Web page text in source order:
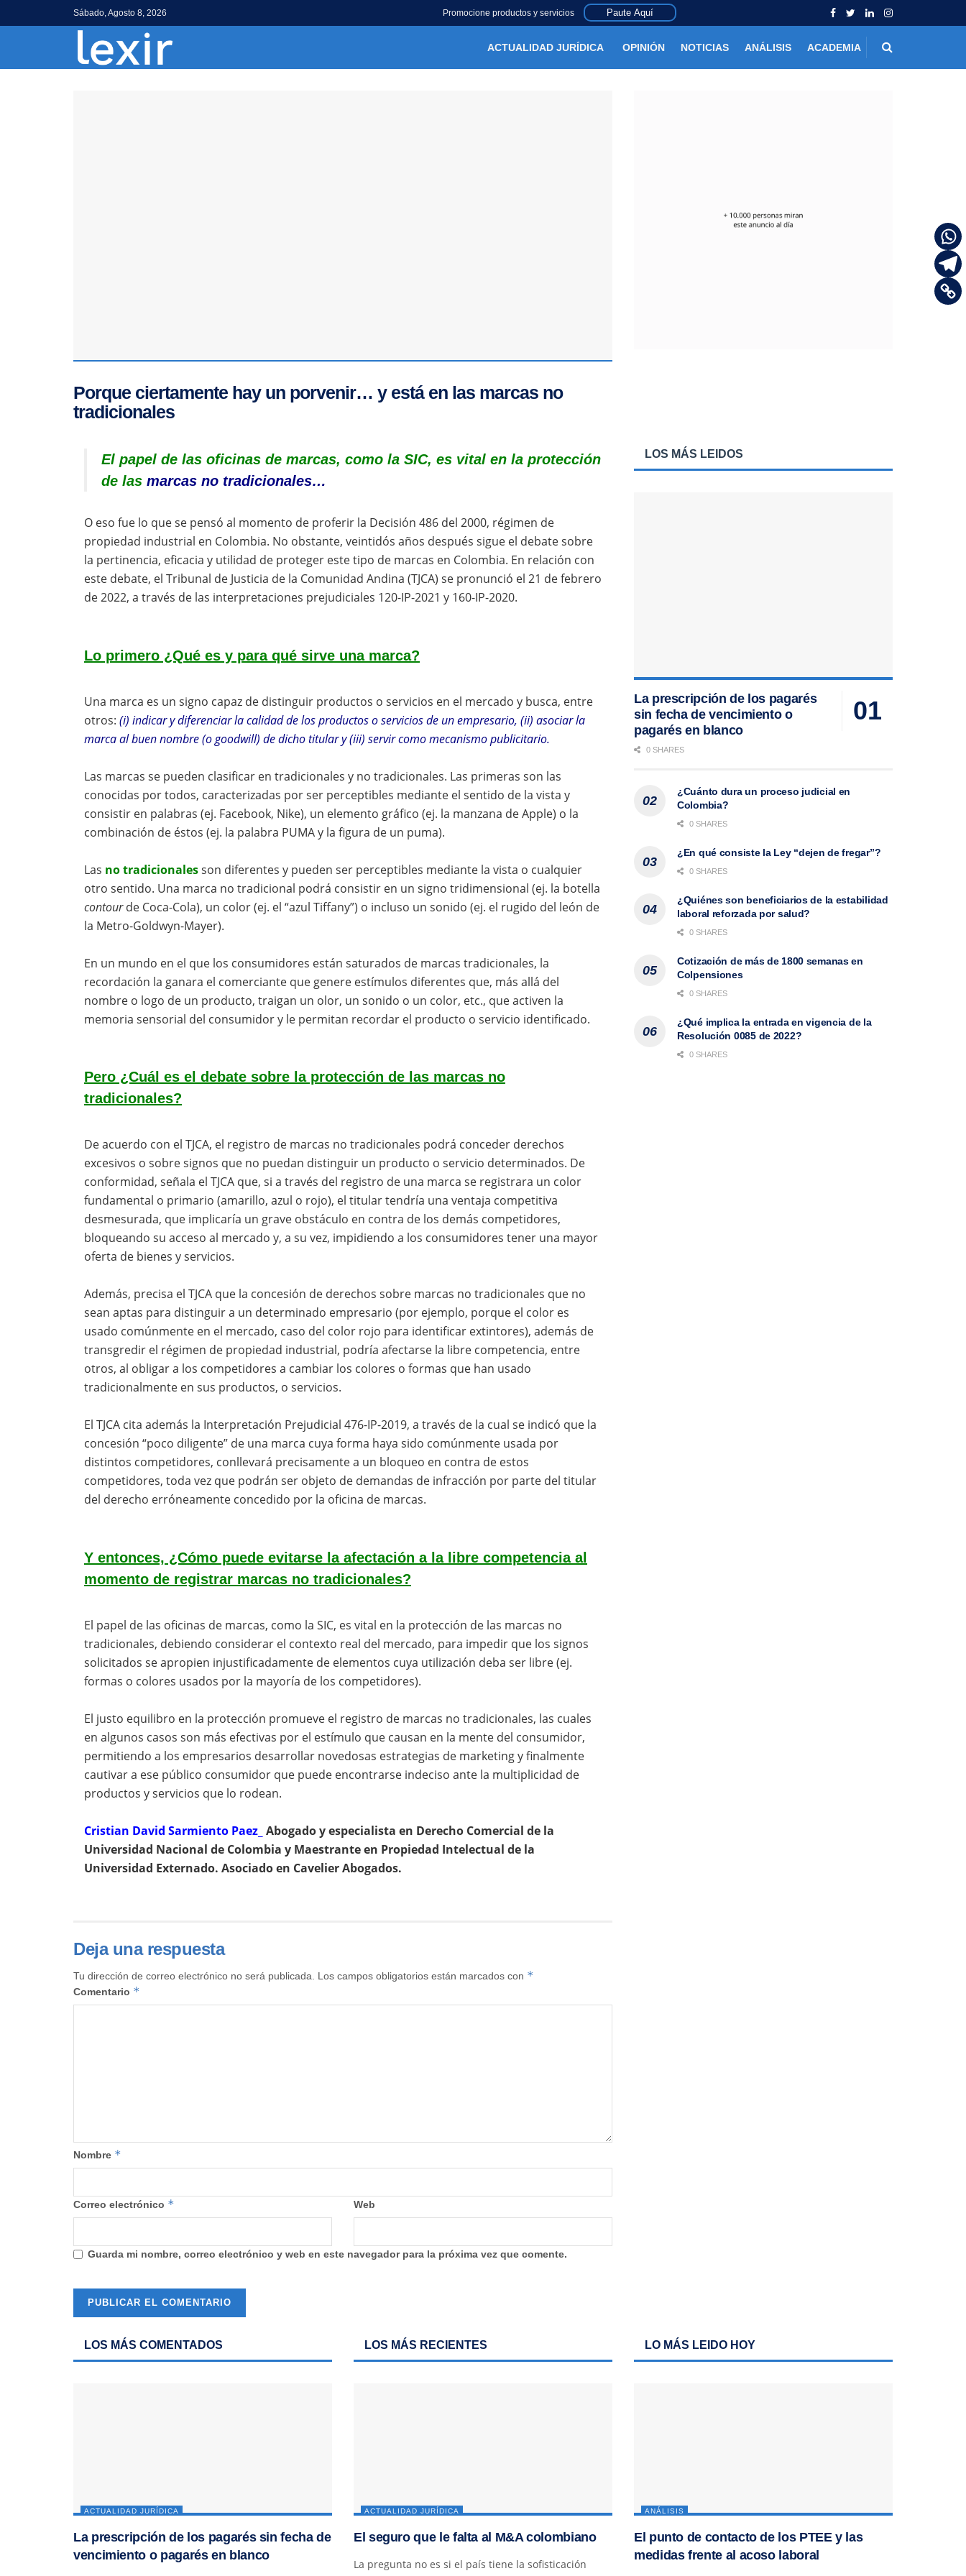
Sábado, Agosto 8, 2026 Promocione productos y servicios Paute Aquí
ACTUALIDAD JURÍDICA OPINIÓN NOTICIAS ANÁLISIS ACADEMIA
Porque ciertamente hay un porvenir… y está en las marcas no
tradicionales
El papel de las oficinas de marcas, como la SIC, es vital en la protección
de las marcas no tradicionales…
O eso fue lo que se pensó al momento de proferir la Decisión 486 del 2000, régimen de
propiedad industrial en Colombia. No obstante, veintidós años después sigue el debate sobre
la pertinencia, eficacia y utilidad de proteger este tipo de marcas en Colombia. En relación con
este debate, el Tribunal de Justicia de la Comunidad Andina (TJCA) se pronunció el 21 de febrero
de 2022, a través de las interpretaciones prejudiciales 120-IP-2021 y 160-IP-2020.
Lo primero ¿Qué es y para qué sirve una marca?
Una marca es un signo capaz de distinguir productos o servicios en el mercado y busca, entre
otros: (i) indicar y diferenciar la calidad de los productos o servicios de un empresario, (ii) asociar la
marca al buen nombre (o goodwill) de dicho titular y (iii) servir como mecanismo publicitario.
Las marcas se pueden clasificar en tradicionales y no tradicionales. Las primeras son las
conocidas por todos, caracterizadas por ser perceptibles mediante el sentido de la vista y
consistir en palabras (ej. Facebook, Nike), un elemento gráfico (ej. la manzana de Apple) o la
combinación de éstos (ej. la palabra PUMA y la figura de un puma).
Las no tradicionalesson diferentes y pueden ser perceptibles mediante la vista o cualquier
otro sentido. Una marca no tradicional podrá consistir en un signo tridimensional (ej. la botella
contourde Coca-Cola), un color (ej. el “azul Tiffany”) o incluso un sonido (ej. el rugido del león de
la Metro-Goldwyn-Mayer).
En un mundo en el que los consumidores están saturados de marcas tradicionales, la
recordación la ganara el comerciante que genere estímulos diferentes que, más allá del
nombre o logo de un producto, traigan un olor, un sonido o un color, etc., que activen la
memoria sensorial del consumidor y le permitan recordar el producto o servicio identificado.
Pero ¿Cuál es el debate sobre la protección de las marcas no
tradicionales?
De acuerdo con el TJCA, el registro de marcas no tradicionales podrá conceder derechos
excesivos o sobre signos que no puedan distinguir un producto o servicio determinados. De
conformidad, señala el TJCA que, si a través del registro de una marca se registrara un color
fundamental o primario (amarillo, azul o rojo), el titular tendría una ventaja competitiva
desmesurada, que implicaría un grave obstáculo en contra de los demás competidores,
bloqueando su acceso al mercado y, a su vez, impidiendo a los consumidores tener una mayor
oferta de bienes y servicios.
Además, precisa el TJCA que la concesión de derechos sobre marcas no tradicionales que no
sean aptas para distinguir a un determinado empresario (por ejemplo, porque el color es
usado comúnmente en el mercado, caso del color rojo para identificar extintores), además de
transgredir el régimen de propiedad industrial, podría afectarse la libre competencia, entre
otros, al obligar a los competidores a cambiar los colores o formas que han usado
tradicionalmente en sus productos, o servicios.
El TJCA cita además la Interpretación Prejudicial 476-IP-2019, a través de la cual se indicó que la
concesión “poco diligente” de una marca cuya forma haya sido comúnmente usada por
distintos competidores, conllevará precisamente a un bloqueo en contra de estos
competidores, toda vez que podrán ser objeto de demandas de infracción por parte del titular
del derecho erróneamente concedido por la oficina de marcas.
Y entonces, ¿Cómo puede evitarse la afectación a la libre competencia al
momento de registrar marcas no tradicionales?
El papel de las oficinas de marcas, como la SIC, es vital en la protección de las marcas no
tradicionales, debiendo considerar el contexto real del mercado, para impedir que los signos
solicitados se apropien injustificadamente de elementos cuya utilización deba ser libre (ej.
formas o colores usados por la mayoría de los competidores).
El justo equilibro en la protección promueve el registro de marcas no tradicionales, las cuales
en algunos casos son más efectivas por el estímulo que causan en la mente del consumidor,
permitiendo a los empresarios desarrollar novedosas estrategias de marketing y finalmente
cautivar a ese público consumidor que puede encontrarse indeciso ante la multiplicidad de
productos y servicios que lo rodean.
Cristian David Sarmiento Paez_ Abogado y especialista en Derecho Comercial de la
Universidad Nacional de Colombia y Maestrante en Propiedad Intelectual de la
Universidad Externado. Asociado en Cavelier Abogados.
Deja una respuesta
Tu dirección de correo electrónico no será publicada. Los campos obligatorios están marcados con *
Comentario *
Nombre *
Correo electrónico * Web
Guarda mi nombre, correo electrónico y web en este navegador para la próxima vez que comente.
LOS MÁS LEIDOS
La prescripción de los pagarés
sin fecha de vencimiento o
pagarés en blanco
0 SHARES
¿Cuánto dura un proceso judicial en
Colombia?
0 SHARES
¿En qué consiste la Ley “dejen de fregar”?
0 SHARES
¿Quiénes son beneficiarios de la estabilidad
laboral reforzada por salud?
0 SHARES
Cotización de más de 1800 semanas en
Colpensiones
0 SHARES
¿Qué implica la entrada en vigencia de la
Resolución 0085 de 2022?
0 SHARES
LOS MÁS COMENTADOS
ACTUALIDAD JURÍDICA
La prescripción de los pagarés sin fecha de
vencimiento o pagarés en blanco
LOS MÁS RECIENTES
ACTUALIDAD JURÍDICA
El seguro que le falta al M&A colombiano
La pregunta no es si el país tiene la sofisticación
LO MÁS LEIDO HOY
ANÁLISIS
El punto de contacto de los PTEE y las
medidas frente al acoso laboral